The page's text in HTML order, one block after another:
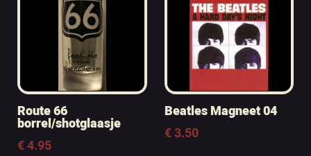
Route 66
borrel/shotglaasje
€4.95
Beatles Magneet 04
€3.50